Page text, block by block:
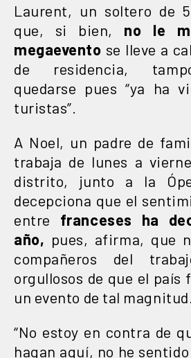
Laurent, un soltero de
que, si bien, no le
megaevento se lleve a
de residencia,
quedarse pues “ya ha
turistas”.
A Noel, un padre de
trabaja de lunes a
distrito, junto a la
decepciona que el
entre franceses ha
año, pues, afirma, que
compañeros del
orgullosos de que el país
un evento de tal magnitud.
“No estoy en contra de
hagan aquí, no he